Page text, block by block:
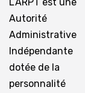
Autorité
Administrative
Indépendante
dotée de la
personnalité